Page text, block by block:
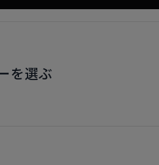
を選ぶ